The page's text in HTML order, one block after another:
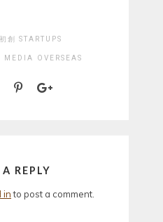
初創 STARTUPS
MEDIA OVERSEAS
REPLY
into post a comment.